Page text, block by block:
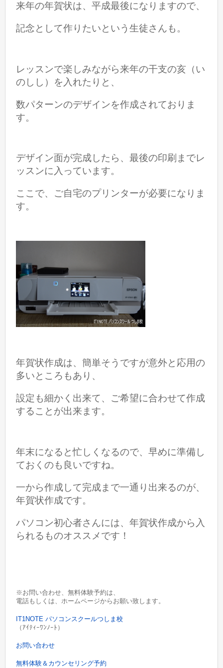
来年の年賀状は、平成最後になりますので、
記念として作りたいという生徒さんも。
レッスンで楽しみながら来年の干支の亥（い
のしし）を入れたりと、
数パターンのデザインを作成されておりま
す。
デザイン面が完成したら、最後の印刷までレ
ッスンに入っています。
ここで、ご自宅のプリンターが必要になりま
す。
年賀状作成は、簡単そうですが意外と応用の
多いところもあり、
設定も細かく出来て、ご希望に合わせて作成
することが出来ます。
年末になると忙しくなるので、早めに準備し
ておくのも良いですね。
一から作成して完成まで一通り出来るのが、
年賀状作成です。
パソコン初心者さんには、年賀状作成から入
られるものオススメです！
※お問い合わせ、無料体験予約は、
電話もしくは、ホームページからお願い致します。
IT1NOTE パソコンスクールつしま校
（ｱｲﾃｨｰﾜﾝﾉｰﾄ）
お問い合わせ
無料体験＆カウンセリング予約